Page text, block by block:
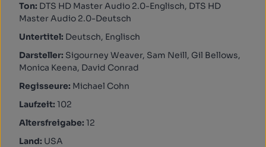
Ton: DTS HD Master Audio 2.0-Englisch, DTS HD
Master Audio 2.0-Deutsch
Untertitel: Deutsch, Englisch
Darsteller: Sigourney Weaver, Sam Neill, Gil Bellows,
Monica Keena, David Conrad
Regisseure: Michael Cohn
Laufzeit: 102
Altersfreigabe: 12
Land: USA